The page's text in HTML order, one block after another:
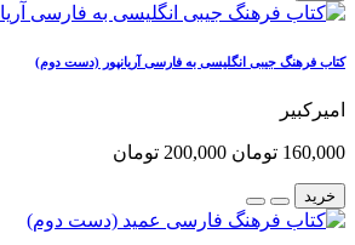
کتاب فرهنگ جیبی انگلیسی به فارسی آریانپور (دست دوم)
امیرکبیر
160,000 تومان 200,000 تومان
خرید